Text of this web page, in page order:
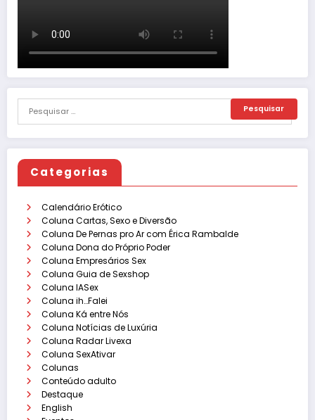
Categorias
Calendário Erótico
Coluna Cartas, Sexo e Diversão
Coluna De Pernas pro Ar com Érica Rambalde
Coluna Dona do Próprio Poder
Coluna Empresários Sex
Coluna Guia de Sexshop
Coluna IASex
Coluna ih…Falei
Coluna Ká entre Nós
Coluna Notícias de Luxúria
Coluna Radar Livexa
Coluna SexAtivar
Colunas
Conteúdo adulto
Destaque
English